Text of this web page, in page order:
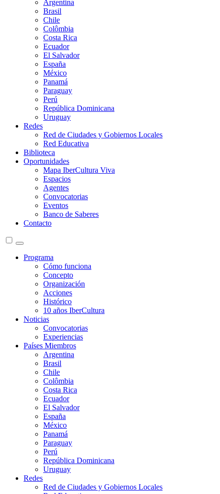
Argentina
Brasil
Chile
Colômbia
Costa Rica
Ecuador
El Salvador
España
México
Panamá
Paraguay
Perú
República Dominicana
Uruguay
Redes
Red de Ciudades y Gobiernos Locales
Red Educativa
Biblioteca
Oportunidades
Mapa IberCultura Viva
Espacios
Agentes
Convocatorias
Eventos
Banco de Saberes
Contacto
Programa
Cómo funciona
Concepto
Organización
Acciones
Histórico
10 años IberCultura
Noticias
Convocatorias
Experiencias
Países Miembros
Argentina
Brasil
Chile
Colômbia
Costa Rica
Ecuador
El Salvador
España
México
Panamá
Paraguay
Perú
República Dominicana
Uruguay
Redes
Red de Ciudades y Gobiernos Locales